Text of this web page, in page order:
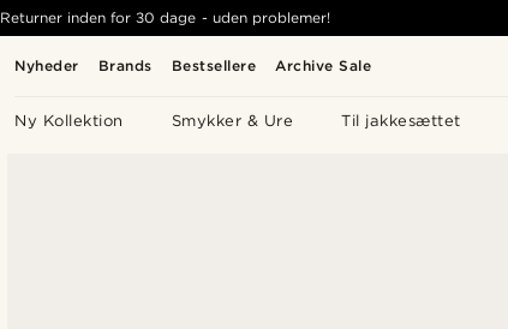
Nyheder Brands Bestsellere Archive Sale
Ny Kollektion Smykker & Ure Til jakkesættet
Returner inden for 30 dage - uden problemer!